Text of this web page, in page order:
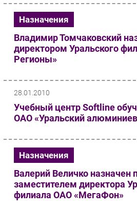
ПО
Outsourcing
Кадры
Регулирование
Финансы
Безопасность
Инновации
CIO/Управление ИТ
Здоровье
РАЗДЕЛЫ
Новости
Назначения
Владимир Томчаковский
директором Уральского
Регионы»
28.01.2010
Учебный центр Softline
ОАО «Уральский
Назначения
Валерий Величко назначен
заместителем директора
филиала ОАО «МегаФон»